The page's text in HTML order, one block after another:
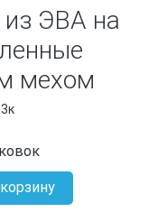
ЭВА на
мехом